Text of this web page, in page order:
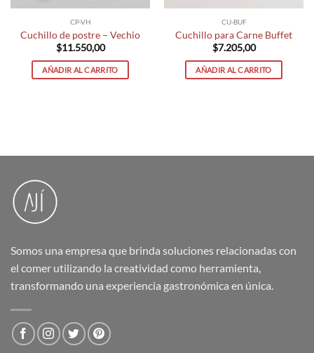
CP-VH
Cuchillo de postre – Vechio
$11.550,00
AÑADIR AL CARRITO
CU-BUF
Cuchillo para Carne Buffet
$7.205,00
AÑADIR AL CARRITO
Somos una empresa que brinda soluciones relacionadas con
el comer utilizando la creatividad como herramienta,
transformando una experiencia gastronómica en única.